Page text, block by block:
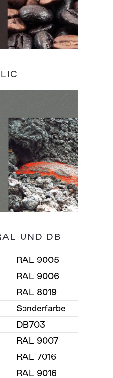
UND DB
RAL 9005
RAL 9006
RAL 8019
Sonderfarbe
DB703
RAL 9007
RAL 7016
RAL 9016